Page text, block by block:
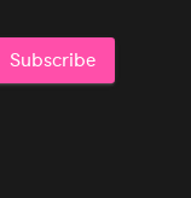
Subscribe